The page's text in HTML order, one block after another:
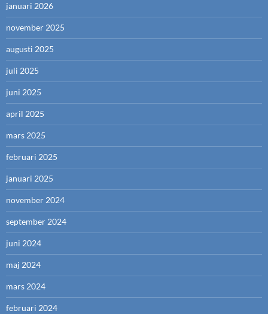
januari 2026
november 2025
augusti 2025
juli 2025
juni 2025
april 2025
mars 2025
februari 2025
januari 2025
november 2024
september 2024
juni 2024
maj 2024
mars 2024
februari 2024